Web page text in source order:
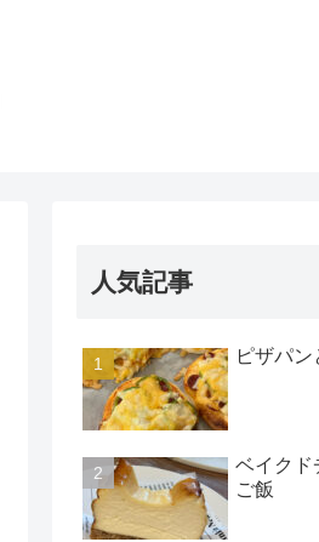
人気記事
ピザパ
ベイクド
ご飯